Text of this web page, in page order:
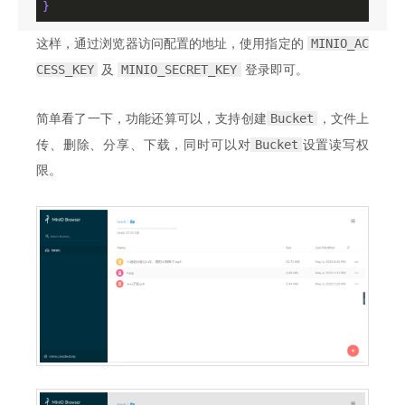
}
这样，通过浏览器访问配置的地址，使用指定的
MINIO_AC
CESS_KEY
及 MINIO_SECRET_KEY 登录即可。
简单看了一下，功能还算可以，支持创建 Bucket ，文件上
传、删除、分享、下载，同时可以对 Bucket 设置读写权
限。